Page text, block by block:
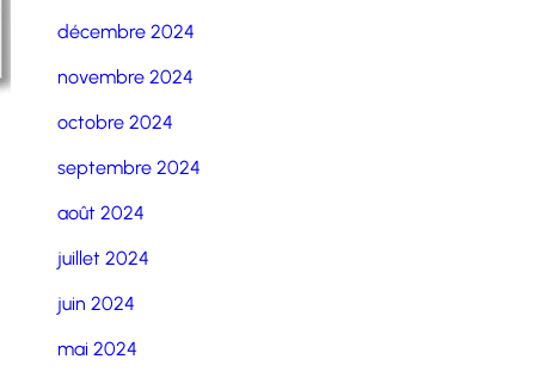
décembre 2024
novembre 2024
octobre 2024
septembre 2024
août 2024
juillet 2024
juin 2024
mai 2024